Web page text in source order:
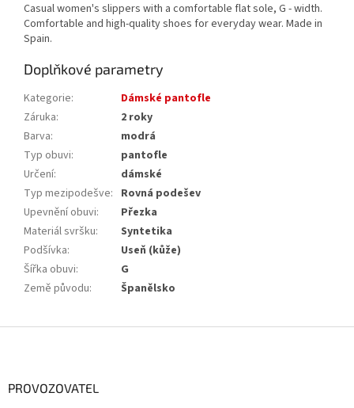
Casual women's slippers with a comfortable flat sole, G - width.
Comfortable and high-quality shoes for everyday wear. Made in
Spain.
Doplňkové parametry
Kategorie:
Dámské pantofle
Záruka:
2 roky
Barva:
modrá
Typ obuvi:
pantofle
Určení:
dámské
Typ mezipodešve: Rovná podešev
Upevnění obuvi:
Přezka
Materiál svršku:
Syntetika
Podšívka:
Useň (kůže)
Šířka obuvi:
G
Země původu: Španělsko
PROVOZOVATEL